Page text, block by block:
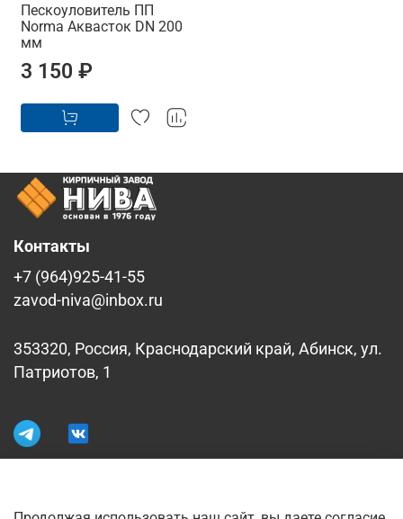
Пескоуловитель ПП
Norma Аквасток DN 200
мм
3 150 ₽
Информация
Контакты
+7 (964)925-41-55
zavod-niva@inbox.ru
353320, Россия, Краснодарский край, Абинск, ул.
Патриотов, 1